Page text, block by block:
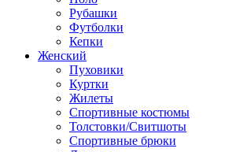
Рубашки
Футболки
Кепки
Женский
Пуховики
Куртки
Жилеты
Спортивные костюмы
Толстовки/Свитшоты
Спортивные брюки